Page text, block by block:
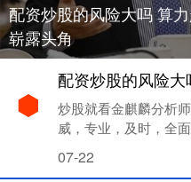
配资炒股的风险大吗 算
崭露头角
炒股就看金麒麟分析
威，专业，及时，全
07-22